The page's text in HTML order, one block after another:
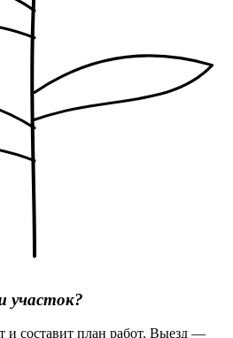
участок?
и составит план работ. Выезд —